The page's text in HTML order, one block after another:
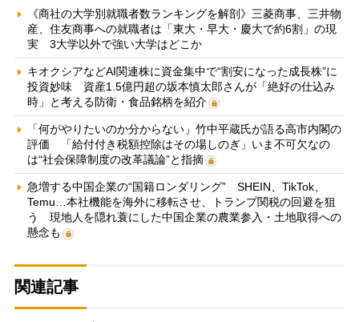
《商社の大学別就職者数ランキングを解剖》三菱商事、三井物
産、住友商事への就職者は「東大・早大・慶大で約6割」の現
実 3大学以外で強い大学はどこか
キオクシアなどAI関連株に資金集中で“割安になった成長株”に
投資妙味 資産1.5億円超の坂本慎太郎さんが「絶好の仕込み
時」と考える防衛・食品銘柄を紹介
「何がやりたいのか分からない」竹中平蔵氏が語る高市内閣の
評価 「給付付き税額控除はその場しのぎ」いま不可欠なの
は“社会保障制度の改革議論”と指摘
急増する中国企業の“国籍ロンダリング” SHEIN、TikTok、
Temu…本社機能を海外に移転させ、トランプ関税の回避を狙
う 現地人を隠れ蓑にした中国企業の農業参入・土地取得への
懸念も
関連記事